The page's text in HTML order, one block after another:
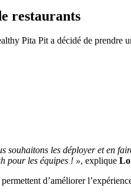
restaurants
Pita Pit a décidé de prendre
les déployer et en
pour les équipes ! », explique
d’améliorer